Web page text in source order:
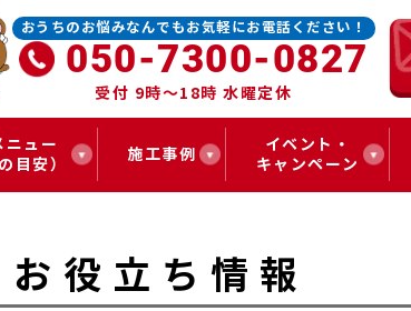
おうちのお悩みなんでもお気軽にお電話ください！
050-7300-0827
受付 9時～18時 水曜定休
ニュー
目安）
施工事例
イベント・
キャンペーン
お役立ち情報